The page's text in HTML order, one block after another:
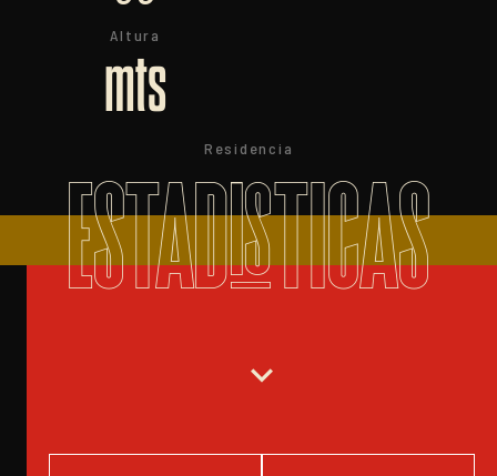
Altura
mts
Residencia
ESTADISTICAS
expand_more